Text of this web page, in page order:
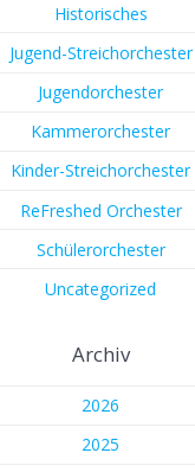
Historisches
Jugend-Streichorchester
Jugendorchester
Kammerorchester
Kinder-Streichorchester
ReFreshed Orchester
Schülerorchester
Uncategorized
Archiv
2026
2025